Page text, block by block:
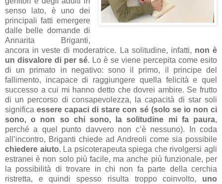
senso lato, è uno dei
principali fatti emergere
dalle belle domande di
Annarita Briganti,
ancora in veste di moderatrice. La solitudine, infatti, non è
un disvalore di per sé. Lo è se viene percepita come esito
di un primato in negativo: sono il primo, il principe del
fallimento, incapace di raggiungere quella felicità e quel
successo a cui mi hanno detto che dovrei ambire. Se frutto
di un percorso di consapevolezza, la capacità di star soli
significaessere capaci di stare con sé (solo se io non ci
sono, o non so chi sono, la solitudine mi fa paura,
perché a quel punto davvero non c’è nessuno). In coda
all’incontro, Briganti chiede ad Andreoli come sia possibile
chiedere aiuto. La psicoterapeuta spiega che rivolgersi agli
estranei è non solo più facile, ma anche più funzionale, per
la possibilità di trovare in chi non fa parte della cerchia
ristretta, e quindi spesso risulta troppo coinvolto, uno